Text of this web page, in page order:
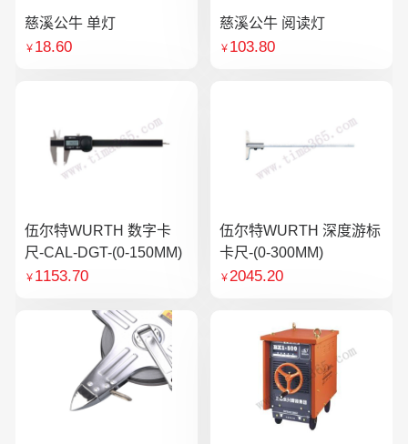
慈溪公牛 单灯
￥ 18.60
慈溪公牛 阅读灯
￥ 103.80
伍尔特WURTH 数字卡
尺-CAL-DGT-(0-150MM)
￥ 1153.70
伍尔特WURTH 深度游标
卡尺-(0-300MM)
￥2045.20